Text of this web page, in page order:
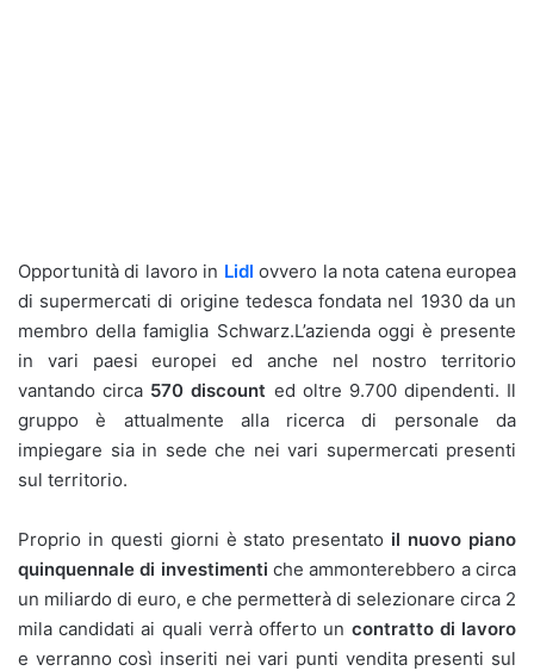
Opportunità di lavoro in Lidl ovvero la nota catena europea
di supermercati di origine tedesca fondata nel 1930 da un
membro della famiglia Schwarz.L’azienda oggi è presente
in vari paesi europei ed anche nel nostro territorio
vantando circa 570 discount ed oltre 9.700 dipendenti. Il
gruppo è attualmente alla ricerca di personale da
impiegare sia in sede che nei vari supermercati presenti
sul territorio.
Proprio in questi giorni è stato presentato il nuovo piano
quinquennale di investimenti che ammonterebbero a circa
un miliardo di euro, e che permetterà di selezionare circa 2
mila candidati ai quali verrà offerto un contratto di lavoro
e verranno così inseriti nei vari punti vendita presenti sul